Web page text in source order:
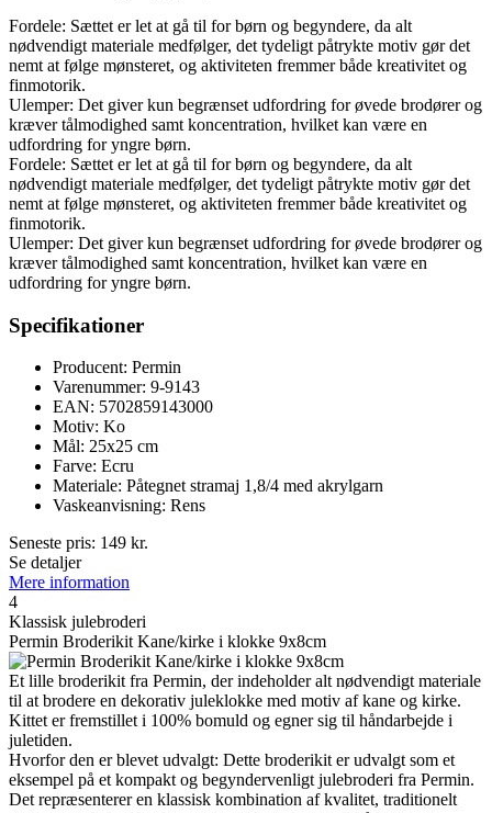
Fordele: Sættet er let at gå til for børn og begyndere, da alt
nødvendigt materiale medfølger, det tydeligt påtrykte motiv gør det
nemt at følge mønsteret, og aktiviteten fremmer både kreativitet og
finmotorik.
Ulemper: Det giver kun begrænset udfordring for øvede brodører og
kræver tålmodighed samt koncentration, hvilket kan være en
udfordring for yngre børn.
Fordele: Sættet er let at gå til for børn og begyndere, da alt
nødvendigt materiale medfølger, det tydeligt påtrykte motiv gør det
nemt at følge mønsteret, og aktiviteten fremmer både kreativitet og
finmotorik.
Ulemper: Det giver kun begrænset udfordring for øvede brodører og
kræver tålmodighed samt koncentration, hvilket kan være en
udfordring for yngre børn.
Specifikationer
Producent: Permin
Varenummer: 9-9143
EAN: 5702859143000
Motiv: Ko
Mål: 25x25 cm
Farve: Ecru
Materiale: Påtegnet stramaj 1,8/4 med akrylgarn
Vaskeanvisning: Rens
Seneste pris: 149 kr.
Se detaljer
Mere information
4
Klassisk julebroderi
Permin Broderikit Kane/kirke i klokke 9x8cm
Et lille broderikit fra Permin, der indeholder alt nødvendigt materiale
til at brodere en dekorativ juleklokke med motiv af kane og kirke.
Kittet er fremstillet i 100% bomuld og egner sig til håndarbejde i
juletiden.
Hvorfor den er blevet udvalgt: Dette broderikit er udvalgt som et
eksempel på et kompakt og begyndervenligt julebroderi fra Permin.
Det repræsenterer en klassisk kombination af kvalitet, traditionelt